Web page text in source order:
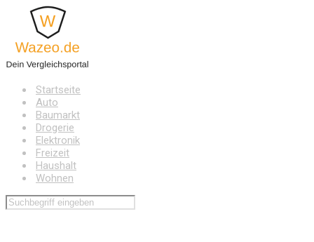
Hauptinhalt
springen
Startseite
Auto
Baumarkt
Drogerie
Elektronik
Freizeit
Haushalt
Wohnen